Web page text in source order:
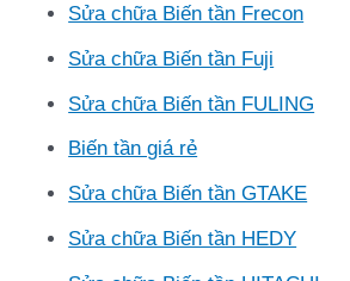
Sửa chữa Biến tần Frecon
Sửa chữa Biến tần Fuji
Sửa chữa Biến tần FULING
Biến tần giá rẻ
Sửa chữa Biến tần GTAKE
Sửa chữa Biến tần HEDY